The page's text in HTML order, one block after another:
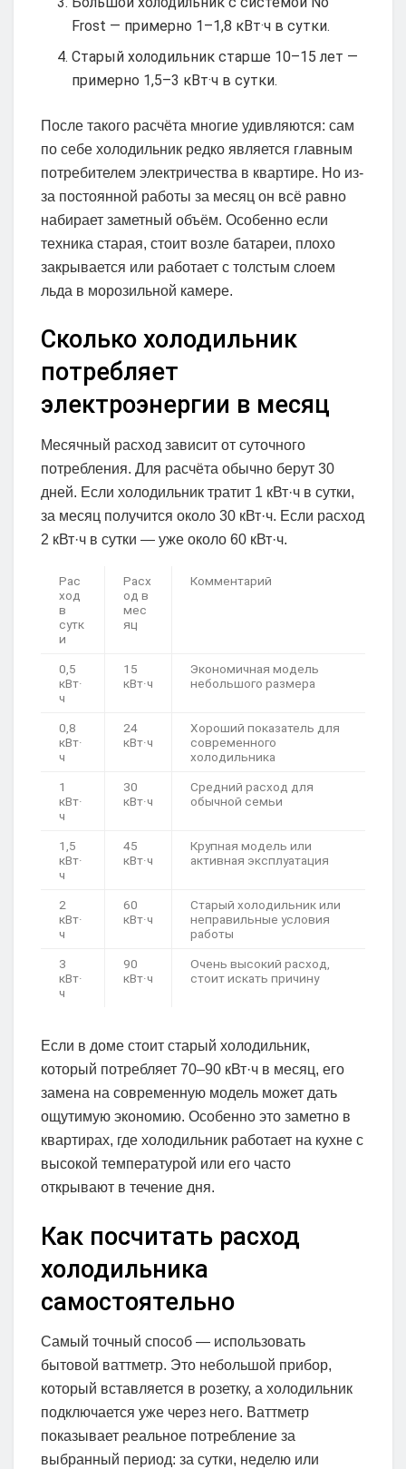
Frost — примерно 1–1,8 кВт·ч в сутки.
Старый холодильник старше 10–15 лет —
примерно 1,5–3 кВт·ч в сутки.
После такого расчёта многие удивляются: сам
по себе холодильник редко является главным
потребителем электричества в квартире. Но из-
за постоянной работы за месяц он всё равно
набирает заметный объём. Особенно если
техника старая, стоит возле батареи, плохо
закрывается или работает с толстым слоем
льда в морозильной камере.
Сколько холодильник
потребляет
электроэнергии в месяц
Месячный расход зависит от суточного
потребления. Для расчёта обычно берут 30
дней. Если холодильник тратит 1 кВт·ч в сутки,
за месяц получится около 30 кВт·ч. Если расход
2 кВт·ч в сутки — уже около 60 кВт·ч.
Рас
ход
в
сутк
и
Расх
од в
мес
яц
Комментарий
0,5
кВт·
ч
15
кВт·ч
Экономичная модель
небольшого размера
0,8
кВт·
ч
24
кВт·ч
Хороший показатель для
современного
холодильника
1
кВт·
ч
30
кВт·ч
Средний расход для
обычной семьи
1,5
кВт·
ч
45
кВт·ч
Крупная модель или
активная эксплуатация
2
кВт·
ч
60
кВт·ч
Старый холодильник или
неправильные условия
работы
3
кВт·
ч
90
кВт·ч
Очень высокий расход,
стоит искать причину
Если в доме стоит старый холодильник,
который потребляет 70–90 кВт·ч в месяц, его
замена на современную модель может дать
ощутимую экономию. Особенно это заметно в
квартирах, где холодильник работает на кухне с
высокой температурой или его часто
открывают в течение дня.
Как посчитать расход
холодильника
самостоятельно
Самый точный способ — использовать
бытовой ваттметр. Это небольшой прибор,
который вставляется в розетку, а холодильник
подключается уже через него. Ваттметр
показывает реальное потребление за
выбранный период: за сутки, неделю или